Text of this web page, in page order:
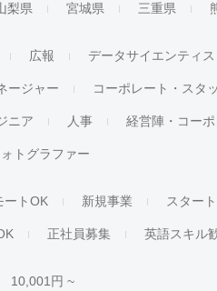
梨県 宮城県 三重県
広報 データサイエンティス
ージャー コーポレート・スタ
ニア 人事 経営陣・コーポ
トグラファー
ートOK 新規事業 スター
正社員募集 英語スキル
10,001円 ~